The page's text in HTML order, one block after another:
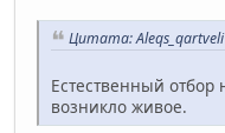
Цитата:
Естественный отбор
возникло живое.